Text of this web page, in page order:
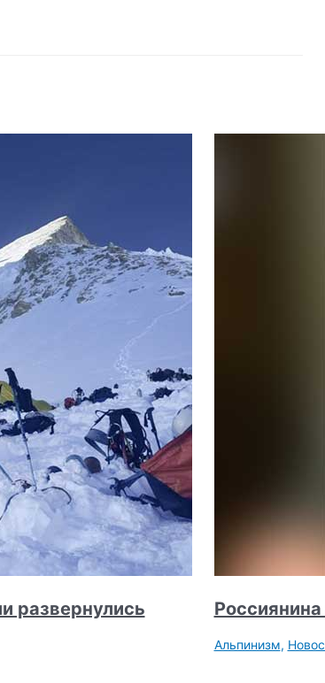
развернулись
Альпинизм,